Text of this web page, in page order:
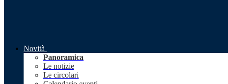
Novità
Panoramica
Le notizie
Le circolari